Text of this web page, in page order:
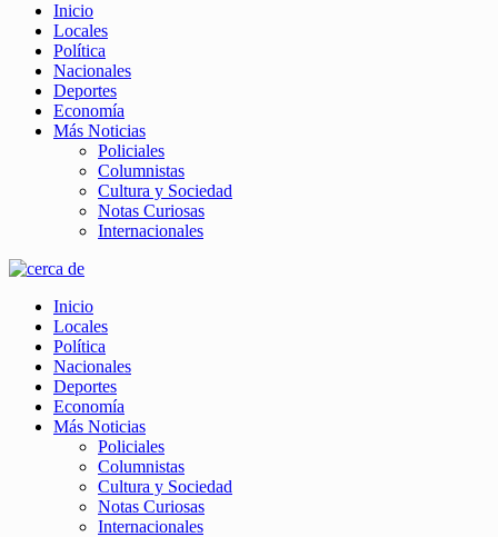
Inicio
Locales
Política
Nacionales
Deportes
Economía
Más Noticias
Policiales
Columnistas
Cultura y Sociedad
Notas Curiosas
Internacionales
Inicio
Locales
Política
Nacionales
Deportes
Economía
Más Noticias
Policiales
Columnistas
Cultura y Sociedad
Notas Curiosas
Internacionales